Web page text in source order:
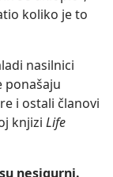
koliko je to
nasilnici
ponašaju
i ostali članovi
knjizi Life
nesigurni.